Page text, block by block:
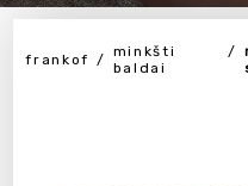
frankof
minkšti
baldai